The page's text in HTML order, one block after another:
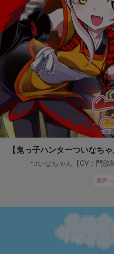
ついなちゃん【CV：門脇
音声